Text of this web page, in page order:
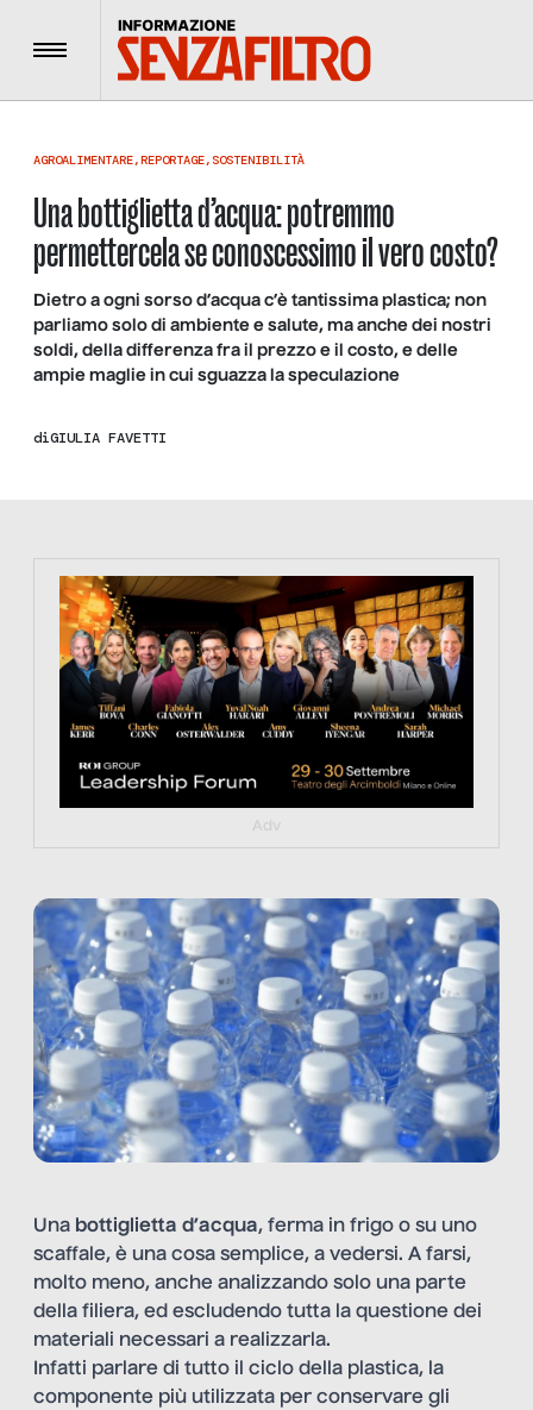
Menu
AGROALIMENTARE,REPORTAGE, SOSTENIBILITÀ
Una bottiglietta d’acqua: potremmo
permettercela se conoscessimo il vero costo?
Dietro a ogni sorso d’acqua c’è tantissima plastica; non
parliamo solo di ambiente e salute, ma anche dei nostri
soldi, della differenza fra il prezzo e il costo, e delle
ampie maglie in cui sguazza la speculazione
diGIULIA FAVETTI
https://tinyurl.com/363fvfm9
Adv
Una bottiglietta d’acqua, ferma in frigo o su uno
scaffale, è una cosa semplice, a vedersi. A farsi,
molto meno, anche analizzando solo una parte
della filiera, ed escludendo tutta la questione dei
materiali necessari a realizzarla.
Infatti parlare di tutto il ciclo della plastica, la
componente più utilizzata per conservare gli